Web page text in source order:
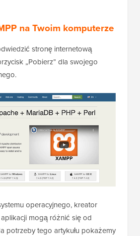
na Twoim komputerze
stronę internetową
„Pobierz” dla swojego
operacyjnego, kreator
mogą różnić się od
potrzeby tego artykułu pokażemy